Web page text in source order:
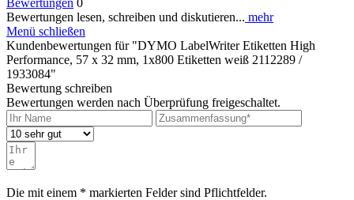
Bewertungen lesen, schreiben und diskutieren... mehr
Menü schließen
Kundenbewertungen für "DYMO LabelWriter Etiketten High
Performance, 57 x 32 mm, 1x800 Etiketten weiß 2112289 /
1933084"
Bewertung schreiben
Bewertungen werden nach Überprüfung freigeschaltet.
Die mit einem * markierten Felder sind Pflichtfelder.